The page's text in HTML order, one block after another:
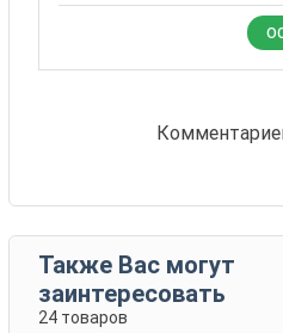
Также Вас могут
заинтересовать
24 товаров